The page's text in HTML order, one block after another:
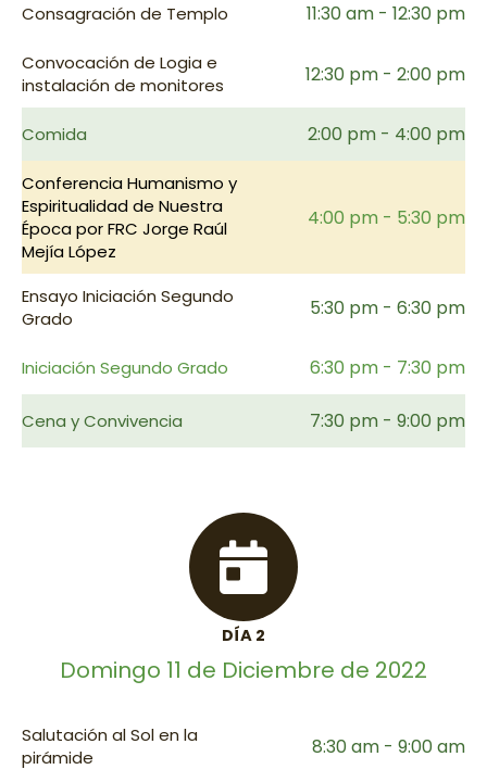
Consagración de Templo 11:30 am - 12:30 pm
Convocación de Logia e
instalación de monitores
12:30 pm - 2:00 pm
Comida 2:00 pm - 4:00 pm
Conferencia Humanismo y
Espiritualidad de Nuestra
Época por FRC Jorge Raúl
Mejía López
4:00 pm - 5:30 pm
Ensayo Iniciación Segundo
Grado
5:30 pm - 6:30 pm
Iniciación Segundo Grado 6:30 pm - 7:30 pm
Cena y Convivencia 7:30 pm - 9:00 pm
DÍA 2
Domingo 11 de Diciembre de 2022
Salutación al Sol en la
pirámide
8:30 am - 9:00 am